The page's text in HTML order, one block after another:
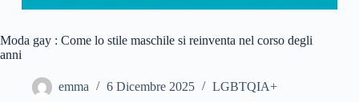
Moda gay : Come lo stile maschile si reinventa nel corso degli
anni
emma 6 Dicembre 2025 LGBTQIA+